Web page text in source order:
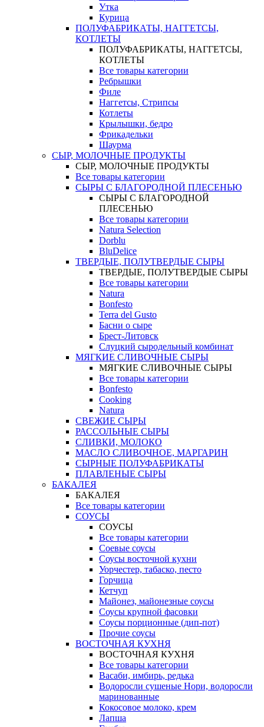
Утка
Курица
ПОЛУФАБРИКАТЫ, НАГГЕТСЫ,
КОТЛЕТЫ
ПОЛУФАБРИКАТЫ, НАГГЕТСЫ,
КОТЛЕТЫ
Все товары категории
Ребрышки
Филе
Наггетсы, Стрипсы
Котлеты
Крылышки, бедро
Фрикадельки
Шаурма
СЫР, МОЛОЧНЫЕ ПРОДУКТЫ
СЫР, МОЛОЧНЫЕ ПРОДУКТЫ
Все товары категории
СЫРЫ С БЛАГОРОДНОЙ ПЛЕСЕНЬЮ
СЫРЫ С БЛАГОРОДНОЙ
ПЛЕСЕНЬЮ
Все товары категории
Natura Selection
Dorblu
BluDelice
ТВЕРДЫЕ, ПОЛУТВЕРДЫЕ СЫРЫ
ТВЕРДЫЕ, ПОЛУТВЕРДЫЕ СЫРЫ
Все товары категории
Natura
Bonfesto
Terra del Gusto
Басни о сыре
Брест-Литовск
Слуцкий сыродельный комбинат
МЯГКИЕ СЛИВОЧНЫЕ СЫРЫ
МЯГКИЕ СЛИВОЧНЫЕ СЫРЫ
Все товары категории
Bonfesto
Cooking
Natura
СВЕЖИЕ СЫРЫ
РАССОЛЬНЫЕ СЫРЫ
СЛИВКИ, МОЛОКО
МАСЛО СЛИВОЧНОЕ, МАРГАРИН
СЫРНЫЕ ПОЛУФАБРИКАТЫ
ПЛАВЛЕНЫЕ СЫРЫ
БАКАЛЕЯ
БАКАЛЕЯ
Все товары категории
СОУСЫ
СОУСЫ
Все товары категории
Соевые соусы
Соусы восточной кухни
Уорчестер, табаско, песто
Горчица
Кетчуп
Майонез, майонезные соусы
Соусы крупной фасовки
Соусы порционные (дип-пот)
Прочие соусы
ВОСТОЧНАЯ КУХНЯ
ВОСТОЧНАЯ КУХНЯ
Все товары категории
Васаби, имбирь, редька
Водоросли сушеные Нори, водоросли
маринованные
Кокосовое молоко, крем
Лапша